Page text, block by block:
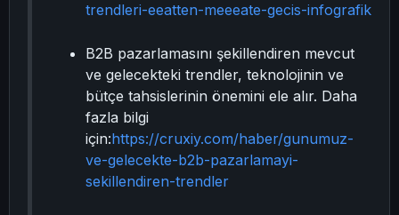
trendleri-eeatten-meeeate-gecis-infografik
B2B pazarlamasını şekillendiren mevcut
ve gelecekteki trendler, teknolojinin ve
bütçe tahsislerinin önemini ele alır. Daha
fazla bilgi
için:https://cruxiy.com/haber/gunumuz-
ve-gelecekte-b2b-pazarlamayi-
sekillendiren-trendler